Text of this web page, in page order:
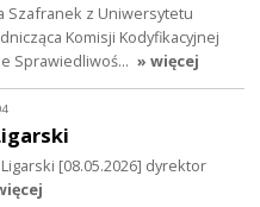
Szafranek z Uniwersytetu
Komisji Kodyfikacyjnej
Sprawiedliwoś… » więcej
[08.05.2026] dyrektor